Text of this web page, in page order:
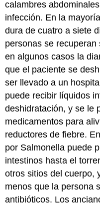
calambres
infección. En la
dura de cuatro a siete
personas se
en algunos casos la
que el paciente se
ser llevado a un
puede recibir líquidos
deshidratación, y se le
medicamentos para
reductores de fiebre.
por Salmonella puede
intestinos hasta el
otros sitios del cuerpo,
menos que la persona
antibióticos. Los